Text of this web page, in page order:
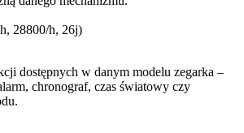
28800/h, 26j)
dostępnych w danym modelu zegarka –
chronograf, czas światowy czy